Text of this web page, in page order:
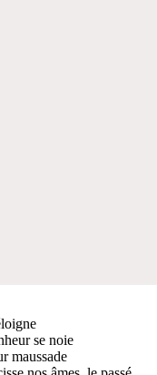
se noie
maussade